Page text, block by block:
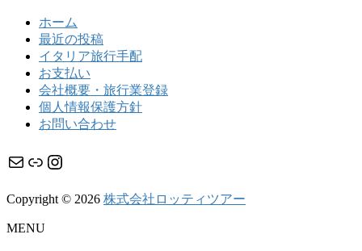
ホーム
最近の投稿
イタリア旅行手配
お支払い
会社概要・旅行業登録
個人情報保護方針
お問い合わせ
メール リンク Instagram
Copyright © 2026 株式会社ロッティツアー
MENU